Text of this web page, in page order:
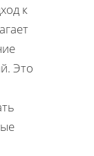
к
Это